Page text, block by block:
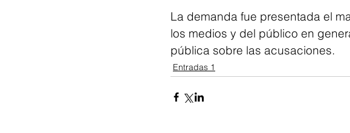
La demanda fue presentada el
los medios y del público en
pública sobre las acusaciones.
Entradas 1